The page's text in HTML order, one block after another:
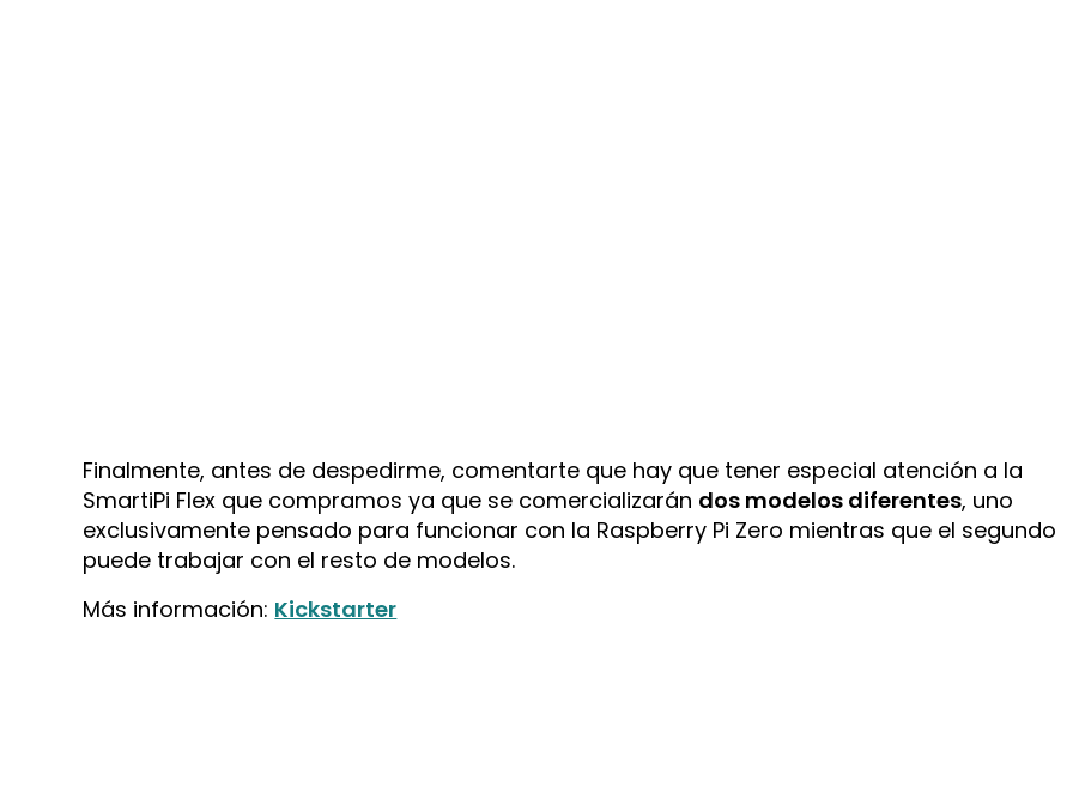
Finalmente, antes de despedirme, comentarte que hay que tener especial atención a la
SmartiPi Flex que compramos ya que se comercializarán dos modelos diferentes, uno
exclusivamente pensado para funcionar con la Raspberry Pi Zero mientras que el segundo
puede trabajar con el resto de modelos.
Más información: Kickstarter